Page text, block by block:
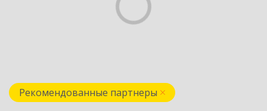
Рекомендованные партнеры